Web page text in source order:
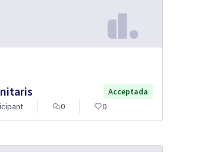
Acceptada
0 0